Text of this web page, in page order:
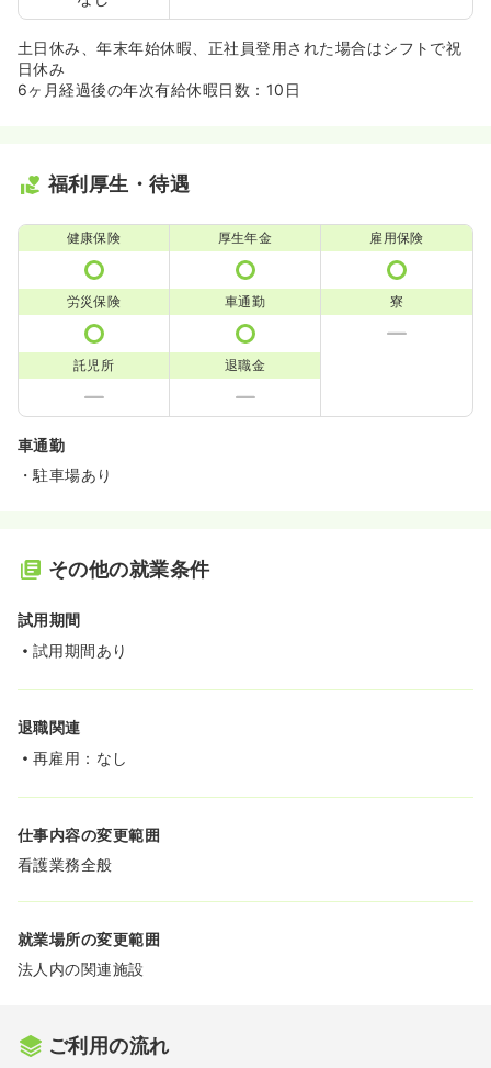
土日休み、年末年始休暇、正社員登用された場合はシフトで祝
日休み
6ヶ月経過後の年次有給休暇日数：10日
福利厚生・待遇
健康保険 厚生年金 雇用保険
労災保険 車通勤 寮
託児所 退職金
車通勤
・駐車場あり
その他の就業条件
試用期間
試用期間あり
退職関連
再雇用：なし
仕事内容の変更範囲
看護業務全般
就業場所の変更範囲
法人内の関連施設
ご利用の流れ